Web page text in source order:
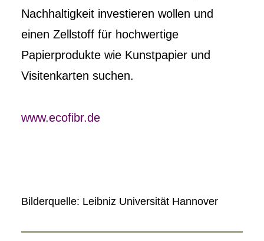
Nachhaltigkeit investieren wollen und
einen Zellstoff für hochwertige
Papierprodukte wie Kunstpapier und
Visitenkarten suchen.
www.ecofibr.de
Bilderquelle: Leibniz Universität Hannover